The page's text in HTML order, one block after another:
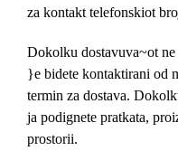
za kontakt telefonskiot
Dokolku dostavuva~ot
}e bidete kontaktirani od
termin za dostava.
ja podignete pratkata,
prostorii.